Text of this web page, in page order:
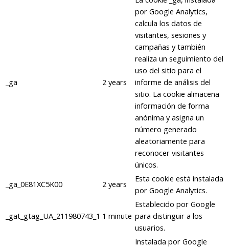
_ga 2 years
por Google Analytics,
calcula los datos de
visitantes, sesiones y
campañas y también
realiza un seguimiento del
uso del sitio para el
informe de análisis del
sitio. La cookie almacena
información de forma
anónima y asigna un
número generado
aleatoriamente para
reconocer visitantes
únicos.
_ga_0E81XC5K00
2 years
Esta cookie está instalada
por Google Analytics.
_gat_gtag_UA_211980743_1 1 minute
Establecido por Google
para distinguir a los
usuarios.
Instalada por Google